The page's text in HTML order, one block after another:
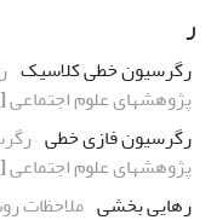
ر
رگرسیون خطی کلاسیک
پژوهشهای علوم اجتماعی
رگرسیون فازی خطی
پژوهشهای علوم اجتماعی
رهایی بخشی ملاحظات